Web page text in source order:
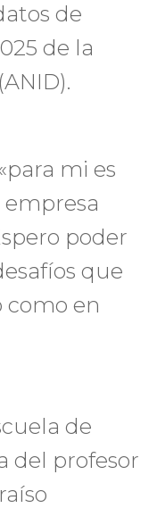
de
de la
mi es
poder
que
como en
de
del profesor